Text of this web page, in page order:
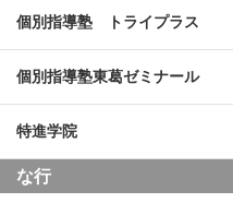
個別指導塾 トライプラス
個別指導塾東葛ゼミナール
特進学院
な行